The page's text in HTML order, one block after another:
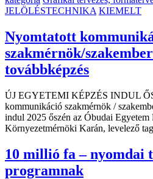
JELÖLÉSTECHNIKA KIEMELT
Nyomtatott
szakmérnök/
továbbképzés
ÚJ EGYETEMI KÉPZÉS INDUL
kommunikáció szakmérnök /
indul 2025 őszén az Óbudai
Környezetmérnöki Karán, levelező
10 millió fa – nyomdai
programnak